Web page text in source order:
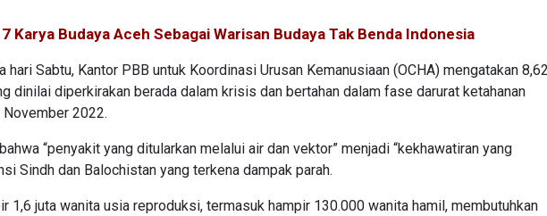
Karya Budaya Aceh Sebagai Warisan Budaya Tak Benda Indonesia
hari Sabtu, Kantor PBB untuk Koordinasi Urusan Kemanusiaan (OCHA) mengatakan 8,62
dinilai diperkirakan berada dalam krisis dan bertahan dalam fase darurat ketahanan
2022.
“penyakit yang ditularkan melalui air dan vektor” menjadi “kekhawatiran yang
Sindh dan Balochistan yang terkena dampak parah.
1,6 juta wanita usia reproduksi, termasuk hampir 130.000 wanita hamil, membutuhkan